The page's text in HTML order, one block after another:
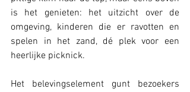
is het genieten: het uitzicht over de
omgeving, kinderen die er ravotten en
spelen in het zand, dé plek voor een
heerlijke picknick.
Het belevingselement gunt bezoekers